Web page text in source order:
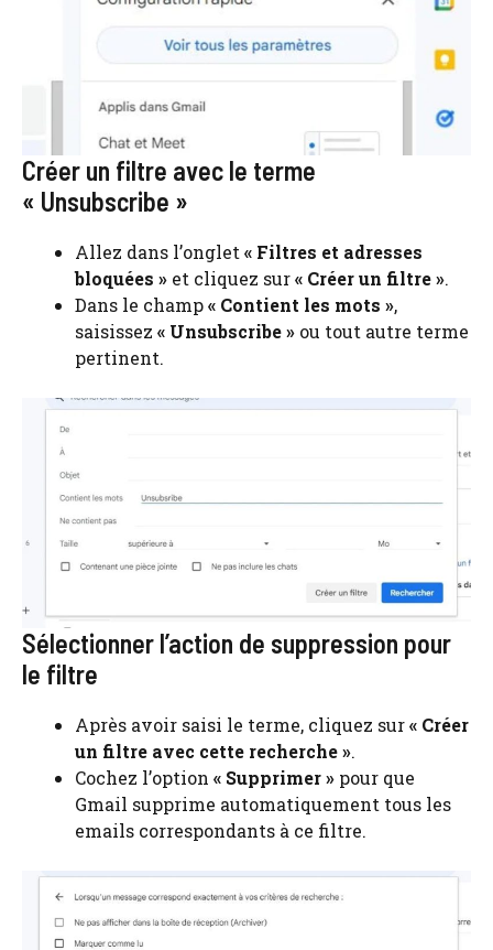
Créer un filtre avec le terme
« Unsubscribe »
Allez dans l’onglet« Filtres et adresses
bloquées » et cliquez sur« Créer un filtre ».
Dans le champ« Contient les mots »,
saisissez « Unsubscribe » ou tout autre terme
pertinent.
Sélectionner l’action de suppression pour
le filtre
Après avoir saisi le terme, cliquez sur« Créer
un filtre avec cette recherche ».
Cochez l’option « Supprimer » pour que
Gmail supprime automatiquement tous les
emails correspondants à ce filtre.